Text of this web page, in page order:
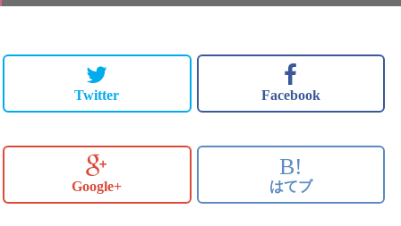
Twitter Facebook
Google+
B!
はてブ